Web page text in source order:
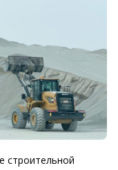
строительной